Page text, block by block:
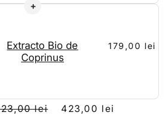
Extracto Bio de
Coprinus
179,00 lei
lei 423,00 lei